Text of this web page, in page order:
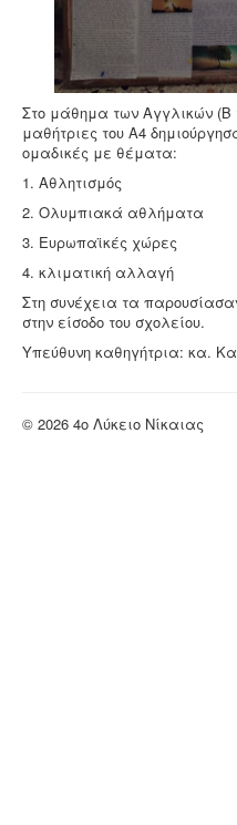
Στο μάθημα των Αγγλικών (Β
μαθήτριες του Α4
ομαδικές με θέματα:
1. Αθλητισμός
2. Ολυμπιακά αθλήματα
3. Ευρωπαϊκές χώρες
4. κλιματική αλλαγή
Στη συνέχεια τα
στην είσοδο του σχολείου.
Υπεύθυνη καθηγήτρια: κα.
© 2026 4ο Λύκειο Νίκαιας